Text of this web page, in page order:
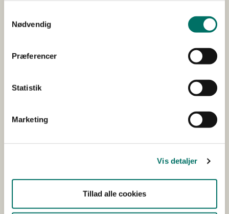
Nødvendig
Præferencer
Statistik
Marketing
Vis detaljer
Tillad alle cookies
Et bredt politisk flertal i Folketinget indgik i
minkbranchen ydes fuldstændig erstatning.
aflivet i forbindelse med håndteringen af